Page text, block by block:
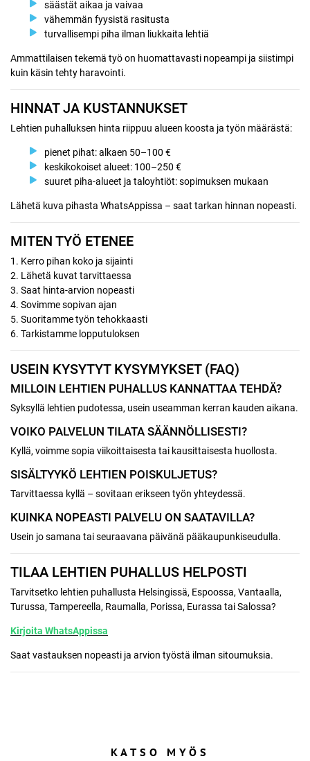
säästät aikaa ja vaivaa
vähemmän fyysistä rasitusta
turvallisempi piha ilman liukkaita lehtiä
Ammattilaisen tekemä työ on huomattavasti nopeampi ja siistimpi
kuin käsin tehty haravointi.
HINNAT JA KUSTANNUKSET
Lehtien puhalluksen hinta riippuu alueen koosta ja työn määrästä:
pienet pihat: alkaen 50–100 €
keskikokoiset alueet: 100–250 €
suuret piha-alueet ja taloyhtiöt: sopimuksen mukaan
Lähetä kuva pihasta WhatsAppissa – saat tarkan hinnan nopeasti.
MITEN TYÖ ETENEE
1. Kerro pihan koko ja sijainti
2. Lähetä kuvat tarvittaessa
3. Saat hinta-arvion nopeasti
4. Sovimme sopivan ajan
5. Suoritamme työn tehokkaasti
6. Tarkistamme lopputuloksen
USEIN KYSYTYT KYSYMYKSET (FAQ)
MILLOIN LEHTIEN PUHALLUS KANNATTAA TEHDÄ?
Syksyllä lehtien pudotessa, usein useamman kerran kauden aikana.
VOIKO PALVELUN TILATA SÄÄNNÖLLISESTI?
Kyllä, voimme sopia viikoittaisesta tai kausittaisesta huollosta.
SISÄLTYYKÖ LEHTIEN POISKULJETUS?
Tarvittaessa kyllä – sovitaan erikseen työn yhteydessä.
KUINKA NOPEASTI PALVELU ON SAATAVILLA?
Usein jo samana tai seuraavana päivänä pääkaupunkiseudulla.
TILAA LEHTIEN PUHALLUS HELPOSTI
Tarvitsetko lehtien puhallusta Helsingissä, Espoossa, Vantaalla,
Turussa, Tampereella, Raumalla, Porissa, Eurassa tai Salossa?
Kirjoita WhatsAppissa
Saat vastauksen nopeasti ja arvion työstä ilman sitoumuksia.
KATSO MYÖS